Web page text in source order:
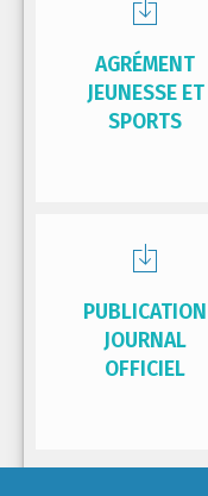
AGRÉMENT
JEUNESSE ET
SPORTS
PUBLICATION
JOURNAL
OFFICIEL